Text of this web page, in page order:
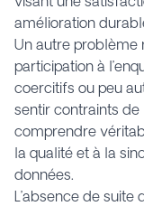
amélioration
Un autre problème
participation à
coercitifs ou peu
sentir contraints de
comprendre
la qualité et à la
données.
L’absence de